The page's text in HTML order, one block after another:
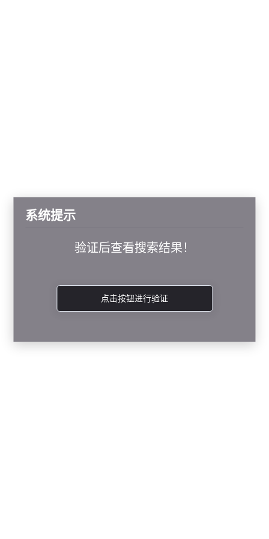
系统提示
验证后查看搜索结果！
点击按钮进行验证